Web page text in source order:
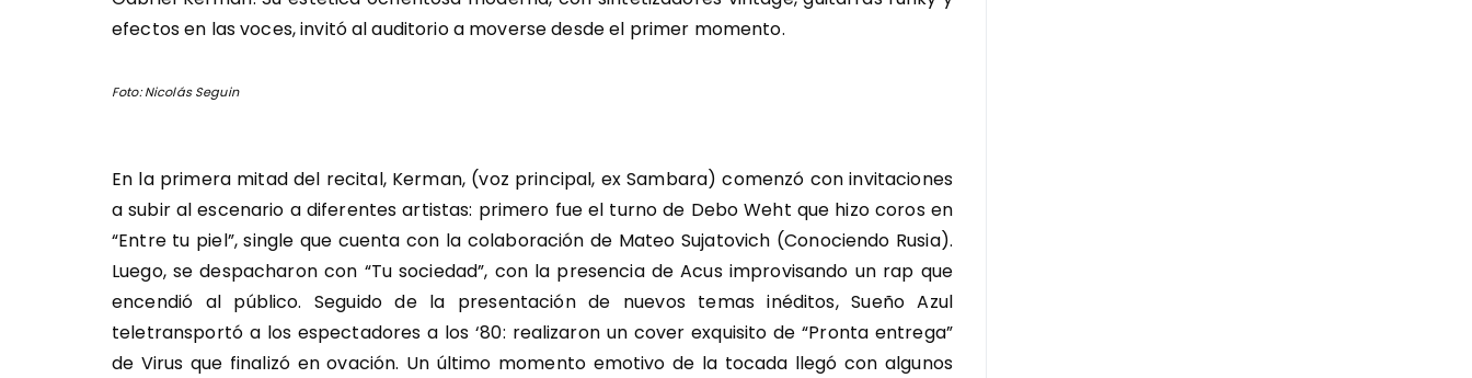
efectos en las voces, invitó al auditorio a moverse desde el primer momento.
Foto: Nicolás Seguin
En la primera mitad del recital, Kerman, (voz principal, ex Sambara) comenzó con invitaciones
a subir al escenario a diferentes artistas: primero fue el turno de Debo Weht que hizo coros en
“Entre tu piel”, single que cuenta con la colaboración de Mateo Sujatovich (Conociendo Rusia).
Luego, se despacharon con “Tu sociedad”, con la presencia de Acus improvisando un rap que
encendió al público. Seguido de la presentación de nuevos temas inéditos, Sueño Azul
teletransportó a los espectadores a los ‘80: realizaron un cover exquisito de “Pronta entrega”
de Virus que finalizó en ovación. Un último momento emotivo de la tocada llegó con algunos